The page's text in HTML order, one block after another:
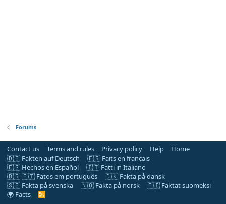
Forums
Contact us Terms and rules Privacy policy Help
Home
🇩🇪 Fakten auf Deutsch
🇫🇷 Faits en français
🇪🇸 Hechos en Español
🇮🇹 Fatti in Italiano
🇧🇷 🇵🇹 Fatos em português
🇩🇰 Fakta på dansk
🇸🇪 Fakta på svenska
🇳🇴 Fakta på norsk
🇫🇮 Faktat suomeksi
🌍 Facts
R